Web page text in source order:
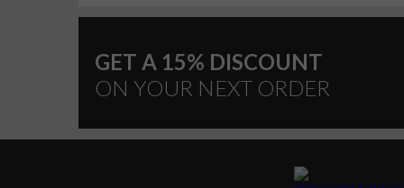
GET A 15% DISCOUNT
ON YOUR NEXT ORDER